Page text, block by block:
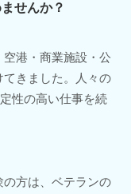
せんか？
港・商業施設・公
きました。人々の
性の高い仕事を続
方は、ベテランの